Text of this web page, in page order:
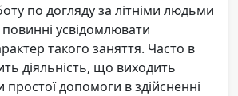
по догляду за літніми людьми
усвідомлювати
такого заняття. Часто в
діяльність, що виходить
допомоги в здійсненні